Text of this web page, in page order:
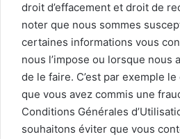
droit d’effacement et droit de
noter que nous sommes
certaines informations vous
nous l’impose ou lorsque nous
de le faire. C’est par exemple
que vous avez commis une
Conditions Générales
souhaitons éviter que vous